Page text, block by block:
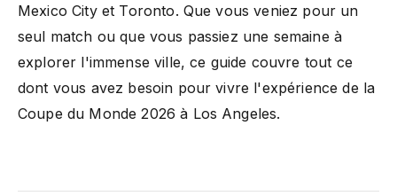
Mexico City et Toronto. Que vous veniez pour un
seul match ou que vous passiez une semaine à
explorer l'immense ville, ce guide couvre tout ce
dont vous avez besoin pour vivre l'expérience de la
Coupe du Monde 2026 à Los Angeles.